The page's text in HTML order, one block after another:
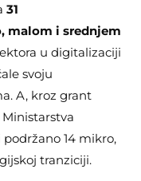
31
malom i srednjem
u digitalizaciji
svoju
A, kroz grant
14 mikro,
tranziciji.